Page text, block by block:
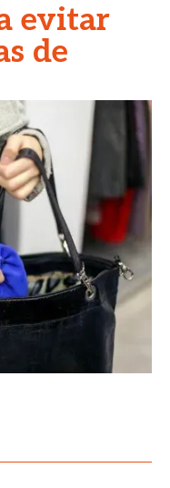
evitar
de